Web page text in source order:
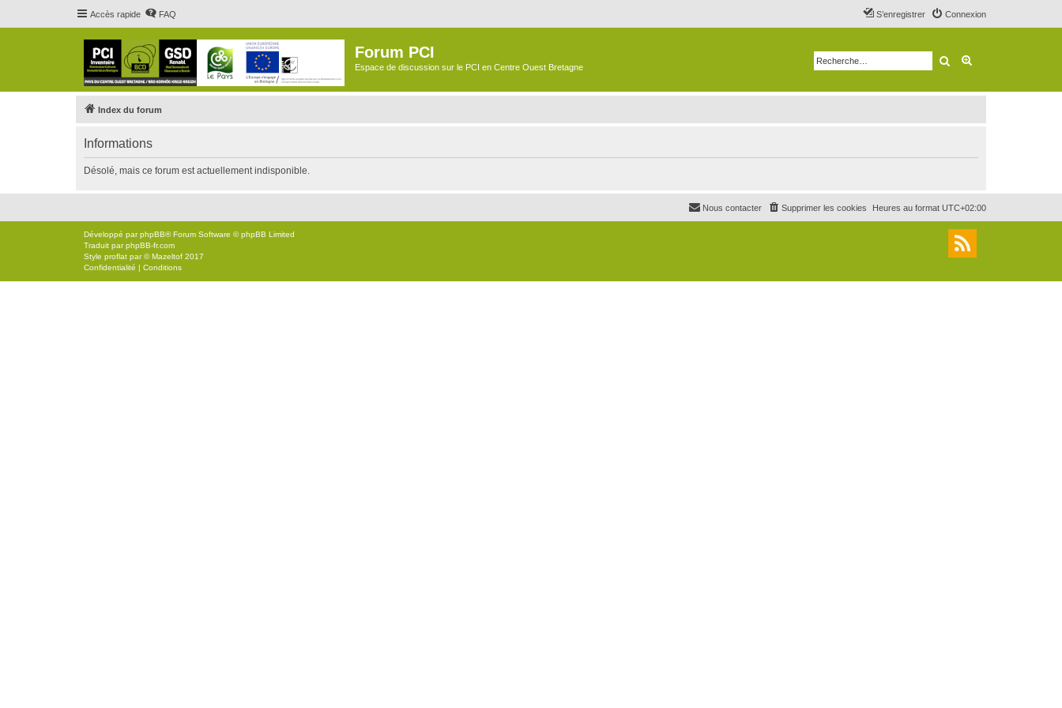
Accès rapide FAQ Connexion
S’enregistrer
Forum PCI
Espace de discussion sur le PCI en Centre Ouest Bretagne Rechercher
Index du forum
Informations
Désolé, mais ce forum est actuellement indisponible.
Heures au format UTC+02:00
Supprimer les cookies
Nous contacter
Développé parphpBB® Forum Software © phpBB Limited
Traduit parphpBB-fr.com
Style proflat par ©Mazeltof 2017
Confidentialité | Conditions